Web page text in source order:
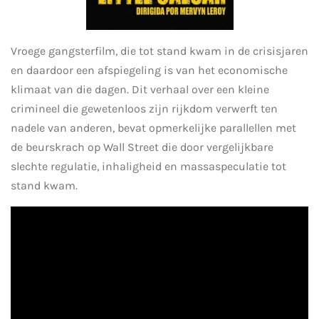
Vroege gangsterfilm, die tot stand kwam in de crisisjaren
en daardoor een afspiegeling is van het economische
klimaat van die dagen. Dit verhaal over een kleine
crimineel die gewetenloos zijn rijkdom verwerft ten
nadele van anderen, bevat opmerkelijke parallellen met
de beurskrach op Wall Street die door vergelijkbare
slechte regulatie, inhaligheid en massaspeculatie tot
stand kwam.